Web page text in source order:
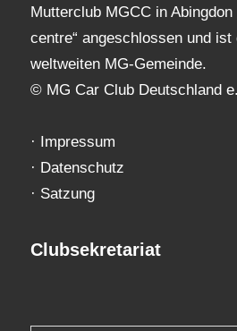
Mutterclub MGCC in
centre“ angeschlossen und
weltweiten MG-Gemeinde.
© MG Car Club Deutschland
· Impressum
· Datenschutz
· Satzung
Clubsekretariat